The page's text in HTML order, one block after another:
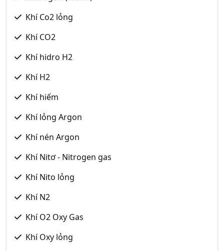
Khí Co2 lỏng
Khí CO2
Khí hidro H2
Khí H2
Khí hiếm
Khí lỏng Argon
Khí nén Argon
Khí Nitơ - Nitrogen gas
Khí Nito lỏng
Khí N2
Khí O2 Oxy Gas
Khí Oxy lỏng